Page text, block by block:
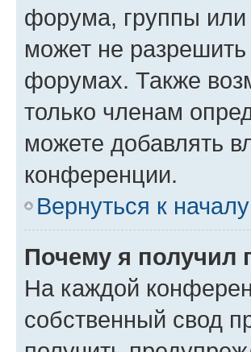
форума, группы или
может не
форумах. Также
только членам
можете добавлять
конференции.
Вернуться к началу
Почему я получил
На каждой
собственный свод